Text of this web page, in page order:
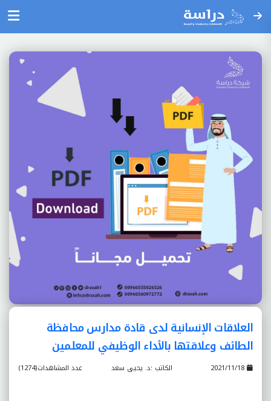
العلاقات الإنسانية لدى قادة مدارس محافظة
الطائف وعلاقتها بالأداء الوظيفي للمعلمين
عدد المشاهدات(1274) الكاتب :د. يحيى سعد